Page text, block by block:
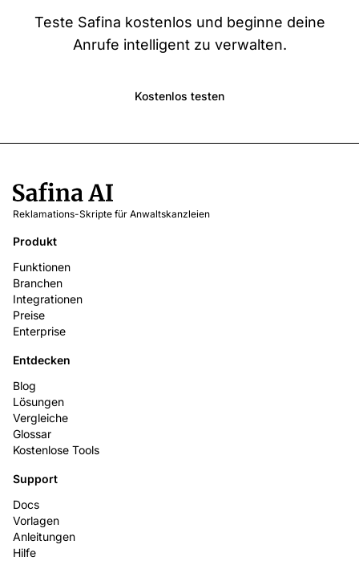
Teste Safina kostenlos und beginne deine
Anrufe intelligent zu verwalten.
Kostenlos testen
Reklamations-Skripte für Anwaltskanzleien
Produkt
Funktionen
Branchen
Integrationen
Preise
Enterprise
Entdecken
Blog
Lösungen
Vergleiche
Glossar
Kostenlose Tools
Support
Docs
Vorlagen
Anleitungen
Hilfe